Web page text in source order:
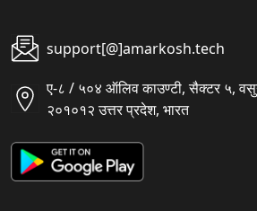
support[@]amarkosh.tech
ए-८ / ५०४ ऑलिव काउण्टी, सैक्टर ५,
२०१०१२ उत्तर प्रदेश, भारत